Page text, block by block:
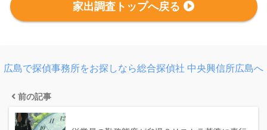
家出調査トップへ戻る
広島で探偵事務所をお探しなら総合探偵社 中央興信所広島へ
前の記事